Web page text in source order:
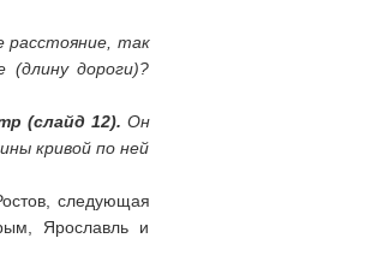
расстояние, так
(длину дороги)?
(слайд 12). Он
кривой по ней
следующая
Ярославль и